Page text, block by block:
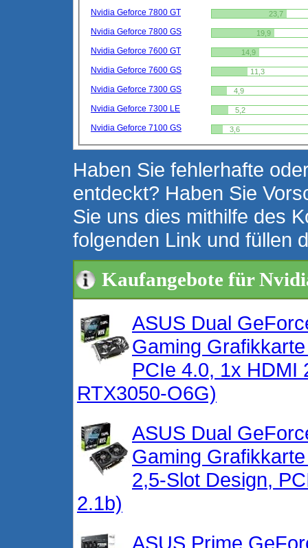
Nvidia Geforce 7800 GT 23,7
Nvidia Geforce 7800 GS 19,9
Nvidia Geforce 7600 GT 14,9
Nvidia Geforce 7600 GS 11,3
Nvidia Geforce 7300 GS 4,9
Nvidia Geforce 7300 LE 5,2
Nvidia Geforce 7100 GS 3,6
Haben Sie fehlerhafte
entdeckt? Haben Sie
Sie uns dies mithilfe des
folgenden Link und füllen
Kaufangebote für
ASUS Dual
Gaming
PCIe 4.0, 1x HDMI
RTX3050-O6G)
ASUS Dual
Gaming
2,5-Slot Design,
2.1b)
ASUS Prime